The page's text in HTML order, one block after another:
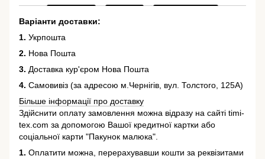
Варіанти доставки:
1. Укрпошта
2. Нова Пошта
3. Доставка кур'єром Нова Пошта
4. Самовивіз (за адресою м.Чернігів, вул. Толстого, 125А)
Більше інформації про доставку
Здійснити оплату замовлення можна відразу на сайті timi-
tex.com за допомогою Вашої кредитної картки або
соціальної карти "Пакунок малюка".
1. Оплатити можна, перерахувавши кошти за реквізитами